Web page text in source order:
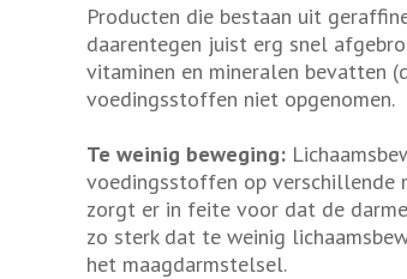
Producten die bestaan uit
daarentegen juist erg snel
vitaminen en mineralen bevatten
voedingsstoffen niet opgenomen.
Te weinig beweging:
voedingsstoffen op verschillende
zorgt er in feite voor dat de
zo sterk dat te weinig
het maagdarmstelsel.